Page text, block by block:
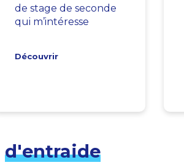
de stage de seconde
qui m’intéresse
Découvrir
d'entraide